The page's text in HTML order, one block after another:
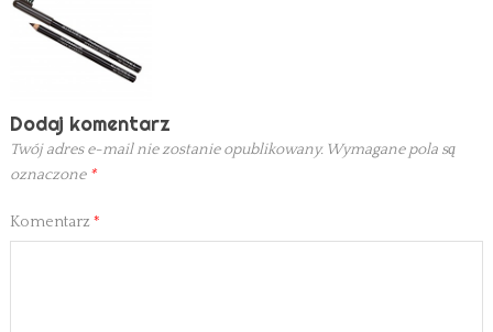
Dodaj komentarz
Twój adres e-mail nie zostanie opublikowany. Wymagane pola są
oznaczone *
Komentarz *